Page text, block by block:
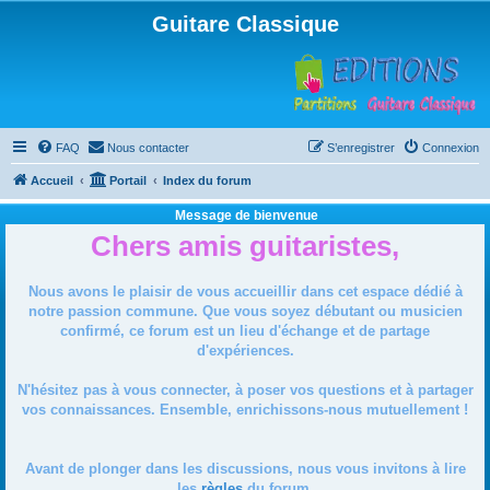
Guitare Classique
FAQ Nous contacter Connexion
S’enregistrer
Accueil Portail Index du forum
Message de bienvenue
Chers amis guitaristes,
Nous avons le plaisir de vous accueillir dans cet espace dédié à
notre passion commune. Que vous soyez débutant ou musicien
confirmé, ce forum est un lieu d'échange et de partage
d'expériences.
N'hésitez pas à vous connecter, à poser vos questions et à partager
vos connaissances. Ensemble, enrichissons-nous mutuellement !
Avant de plonger dans les discussions, nous vous invitons à lire